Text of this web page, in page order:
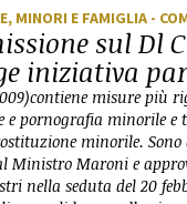
MINORI E FAMIGLIA -
sul Dl
iniziativa
misure più
e pornografia minorile
minorile. Sono
Ministro Maroni e
nella seduta del 20